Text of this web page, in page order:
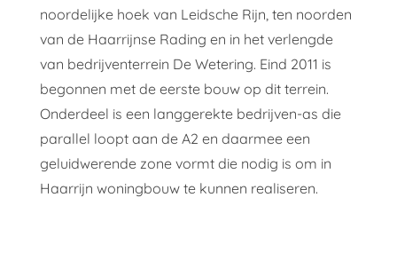
noordelijke hoek van Leidsche Rijn, ten noorden
van de Haarrijnse Rading en in het verlengde
van bedrijventerrein De Wetering. Eind 2011 is
begonnen met de eerste bouw op dit terrein.
Onderdeel is een langgerekte bedrijven-as die
parallel loopt aan de A2 en daarmee een
geluidwerende zone vormt die nodig is om in
Haarrijn woningbouw te kunnen realiseren.